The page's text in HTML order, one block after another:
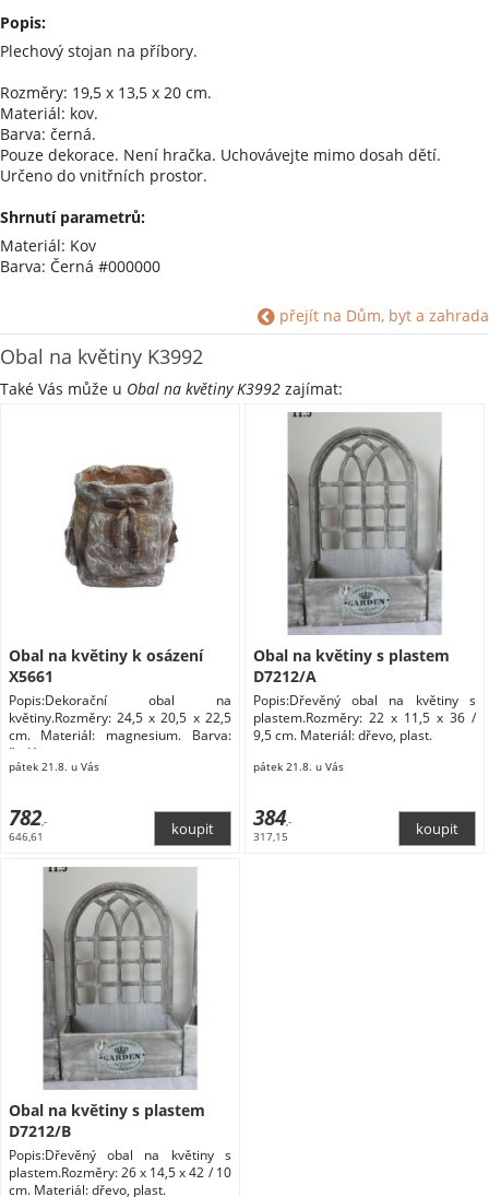
Popis:
Plechový stojan na příbory.
Rozměry: 19,5 x 13,5 x 20 cm.
Materiál: kov.
Barva: černá.
Pouze dekorace. Není hračka. Uchovávejte mimo dosah dětí.
Určeno do vnitřních prostor.
Shrnutí parametrů:
Materiál: Kov
Barva: Černá #000000
přejít na Dům, byt a zahrada
Obal na květiny K3992
Také Vás může u Obal na květiny K3992 zajímat:
Obal na květiny k osázení
X5661
Popis:Dekorační obal na
květiny.Rozměry: 24,5 x 20,5 x 22,5
cm. Materiál: magnesium. Barva:
šedá,
pátek 21.8. u Vás
782,-
646,61
Obal na květiny s plastem
D7212/A
Popis:Dřevěný obal na květiny s
plastem.Rozměry: 22 x 11,5 x 36 /
9,5 cm. Materiál: dřevo, plast.
pátek 21.8. u Vás
384,-
317,15
Obal na květiny s plastem
D7212/B
Popis:Dřevěný obal na květiny s
plastem.Rozměry: 26 x 14,5 x 42 / 10
cm. Materiál: dřevo, plast.